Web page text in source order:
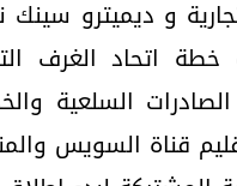
و ديميترو سينك
خطة اتحاد الغرف
الصادرات السلعية
قناة السويس